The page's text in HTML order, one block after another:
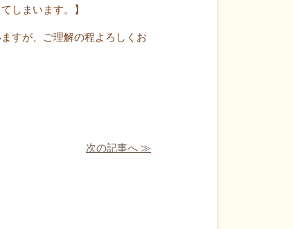
しまいます。】
すが、ご理解の程よろしくお
次の記事へ ≫